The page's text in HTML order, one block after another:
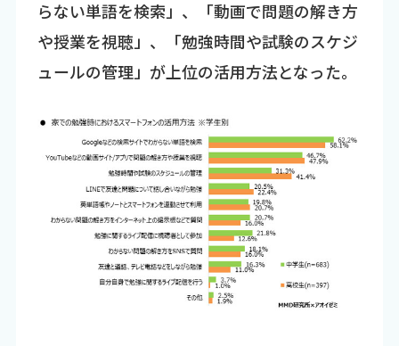
らない単語を検索」、「動画で問題の解き方
や授業を視聴」、「勉強時間や試験のスケジ
ュールの管理」が上位の活用方法となった。